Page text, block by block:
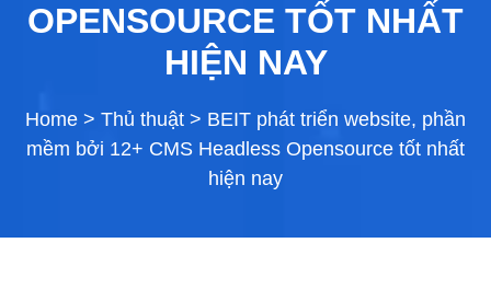
Home > Thủ thuật > BEIT phát triển website, phần
mềm bởi 12+ CMS Headless Opensource tốt nhất
hiện nay
OPENSOURCE TỐT NHẤT
HIỆN NAY